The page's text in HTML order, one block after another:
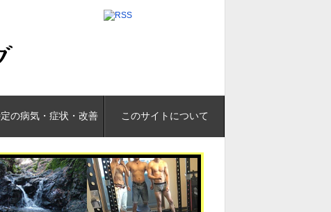
の病気・症状・改善 このサイトについて